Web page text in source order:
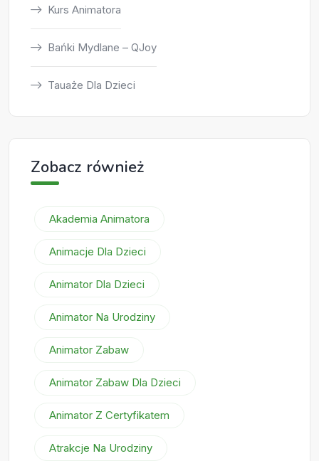
Kurs Animatora
Bańki Mydlane – QJoy
Tauaże Dla Dzieci
Zobacz również
Akademia Animatora
Animacje Dla Dzieci
Animator Dla Dzieci
Animator Na Urodziny
Animator Zabaw
Animator Zabaw Dla Dzieci
Animator Z Certyfikatem
Atrakcje Na Urodziny